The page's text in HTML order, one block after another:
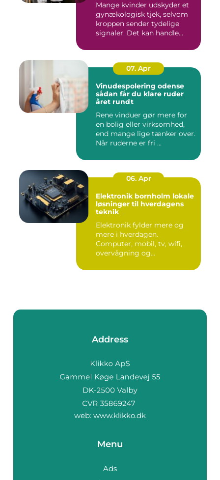
Mange kvinder udskyder et
gynækologisk tjek, selvom
kroppen sender tydelige
signaler. Det kan handle...
07. Apr
Vinudespolering odense
sådan får du klare ruder
året rundt
Rene vinduer gør mere for
en bolig eller virksomhed,
end mange lige tænker over.
Når ruderne er fri ...
06. Apr
Elektronik bornholm lokale
løsninger til hverdagens
teknik
Elektronik fylder mere og
mere i hverdagen.
Computer, mobil, tv, wifi,
overvågning og
Address
web: www.klikko.dk
Menu
Ads